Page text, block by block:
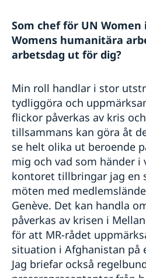
Som chef för UN Women
Womens humanitära
arbetsdag ut för dig?
Min roll handlar i stor
tydliggöra och
flickor påverkas av kris
tillsammans kan göra åt
se helt olika ut beroende
mig och vad som händer i
kontoret tillbringar jag en
möten med
Genève. Det kan handla
påverkas av krisen i
för att MR-rådet
situation i Afghanistan
Jag briefar också